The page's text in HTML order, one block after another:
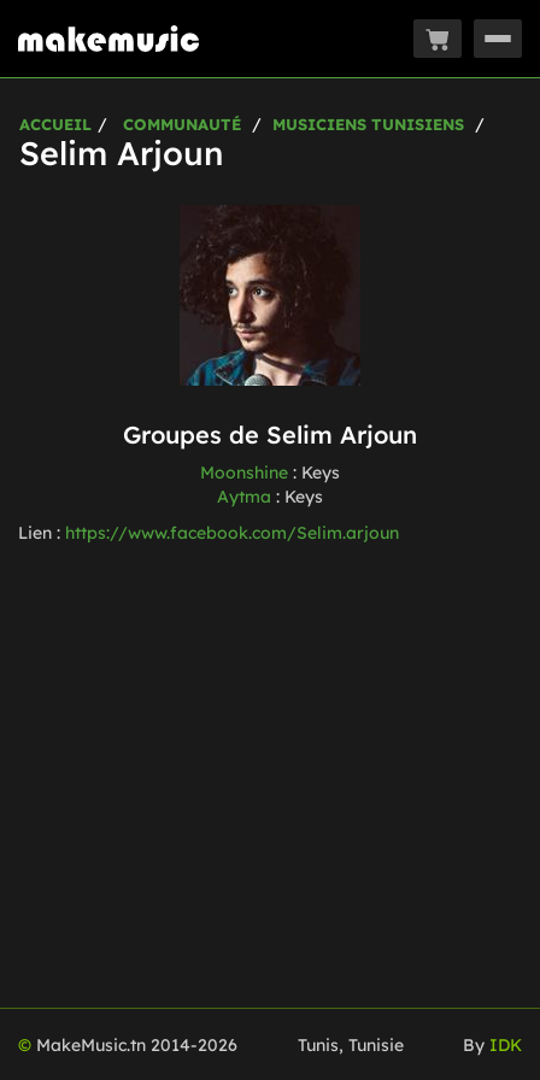
ACCUEIL COMMUNAUTÉ MUSICIENS TUNISIENS
Selim Arjoun
Groupes de Selim Arjoun
Moonshine : Keys
Aytma : Keys
Lien : https://www.facebook.com/Selim.arjoun
© MakeMusic.tn 2014-2026 Tunis, Tunisie By IDK